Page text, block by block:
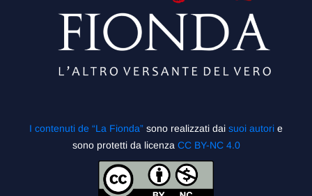
I contenuti de “La Fionda” sono realizzati dai suoi autori e
sono protetti da licenza CC BY-NC 4.0